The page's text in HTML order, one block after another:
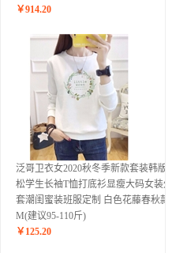
￥914.20
泛哥卫衣女2020秋冬季新款套装韩版宽
松学生长袖T恤打底衫显瘦大码女装外
套潮闺蜜装班服定制 白色花藤春秋款
M(建议95-110斤)
￥ 125.20